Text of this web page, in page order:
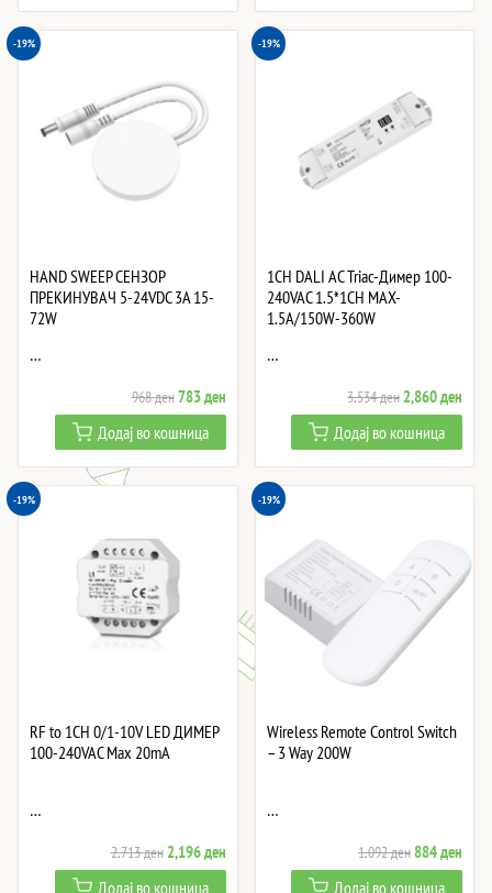
7,530 ден.6,095 ден.
2,503 ден.
-19%
HAND SWEEP СЕНЗОР
ПРЕКИНУВАЧ 5-24VDC 3A 15-
72W
…
968денOriginal
price
was:
968 ден.
783денCurrent
price
is:
783 ден.
Додај во кошница
-19%
1CH DALI AC Triac-Димер 100-
240VAC 1.5*1CH MAX-
1.5A/150W-360W
…
3,534ден Original
price
was:
3,534 ден.
2,860ден
price
is:
Додај во кошница
-19%
RF to 1CH 0/1-10V LED ДИМЕР
100-240VAC Max 20mA
…
2,713ден Original
price
2,196денCurrent
price
Додај во кошница
-19%
Wireless Remote Control Switch
– 3 Way 200W
…
1,092денOriginal
price
884ден
price
Додај во кошница